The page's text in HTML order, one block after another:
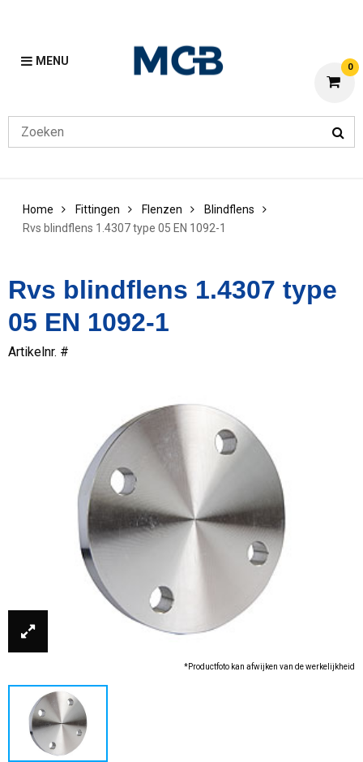
MENU 0
Home Fittingen Flenzen
Blindflens
Rvs blindflens 1.4307 type 05 EN 1092-1
Rvs blindflens 1.4307 type
05 EN 1092-1
Artikelnr. #
*Productfoto kan afwijken van de werkelijkheid